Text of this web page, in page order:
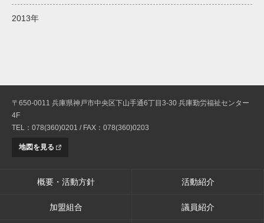
2013年
〒650-0011 兵庫県神戸市中央区下山手通6丁目3-30 兵庫勤労福祉センター
4F
TEL：078(360)0201 / FAX：078(360)0203
地図を見る
概要・活動方針 活動紹介
加盟組合 議員紹介